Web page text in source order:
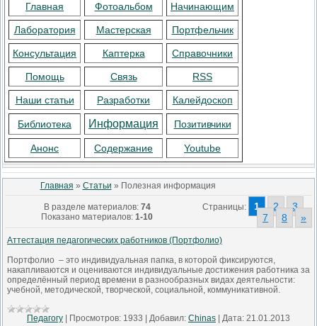
Главная Фотоальбом Начинающим
Лаборатория Мастерская Портфельчик
Консультация Каптерка Справочники
Помощь Связь RSS
Наши статьи Разработки Калейдоскоп
Библиотека Информация Позитивчики
Анонс Содержание Youtube
Главная » Статьи » Полезная информация
В разделе материалов: 74
Показано материалов: 1-10
Страницы: 1 2 3 ...
7 8 »
Аттестация педагогических работников (Портфолио)
Портфолио – это индивидуальная папка, в которой фиксируются,
накапливаются и оцениваются индивидуальные достижения работника за
определённый период времени в разнообразных видах деятельности:
учебной, методической, творческой, социальной, коммуникативной.
Педагогу Просмотров: 1933 Добавил: Chinas Дата: 21.01.2013